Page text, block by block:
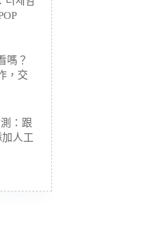
嗎？
，交
：跟
人工